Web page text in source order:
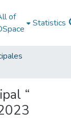
of
Statistics
“